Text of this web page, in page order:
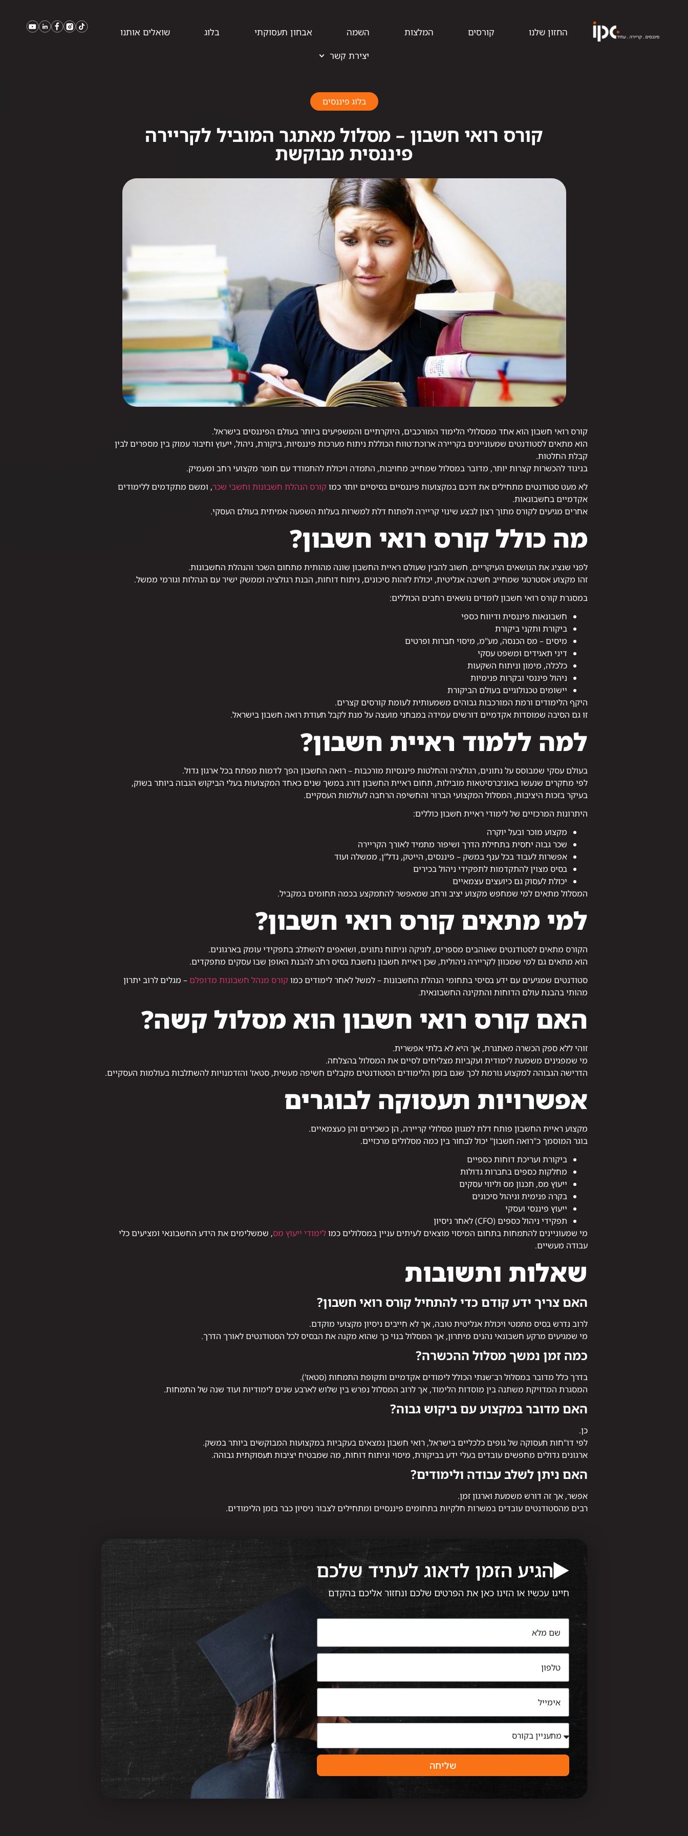
החזון שלנו קורסים המלצות השמה אבחון תעסוקתי בלוג
שואלים אותנו
יצירת קשר
בלוג פיננסים
קורס רואי חשבון – מסלול מאתגר המוביל לקריירה
פיננסית מבוקשת
קורס רואי חשבון הוא אחד ממסלולי הלימוד המורכבים, היוקרתיים והמשפיעים ביותר בעולם הפיננסים בישראל.
הוא מתאים לסטודנטים שמעוניינים בקריירה ארוכת־טווח הכוללת ניתוח מערכות פיננסיות, ביקורת, ניהול, ייעוץ וחיבור עמוק בין מספרים לבין
קבלת החלטות.
בניגוד להכשרות קצרות יותר, מדובר במסלול שמחייב מחויבות, התמדה ויכולת להתמודד עם חומר מקצועי רחב ומעמיק.
לא מעט סטודנטים מתחילים את דרכם במקצועות פיננסיים בסיסיים יותר כמוקורס הנהלת חשבונות וחשבי שכר, ומשם מתקדמים ללימודים
אקדמיים בחשבונאות.
אחרים מגיעים לקורס מתוך רצון לבצע שינוי קריירה ולפתוח דלת למשרות בעלות השפעה אמיתית בעולם העסקי.
מה כולל קורס רואי חשבון?
לפני שנציג את הנושאים העיקריים, חשוב להבין שעולם ראיית החשבון שונה מהותית מתחום השכר והנהלת החשבונות.
זהו מקצוע אסטרטגי שמחייב חשיבה אנליטית, יכולת לזהות סיכונים, ניתוח דוחות, הבנת רגולציה וממשק ישיר עם הנהלות וגורמי ממשל.
במסגרת קורס רואי חשבון לומדים נושאים רחבים הכוללים:
חשבונאות פיננסית ודיווח כספי
ביקורת ותקני ביקורת
מיסים – מס הכנסה, מע"מ, מיסוי חברות ופרטים
דיני תאגידים ומשפט עסקי
כלכלה, מימון וניתוח השקעות
ניהול פיננסי ובקרות פנימיות
יישומים טכנולוגיים בעולם הביקורת
היקף הלימודים ורמת המורכבות גבוהים משמעותית לעומת קורסים קצרים.
זו גם הסיבה שמוסדות אקדמיים דורשים עמידה במבחני מועצה על מנת לקבל תעודת רואה חשבון בישראל.
למה ללמוד ראיית חשבון?
בעולם עסקי שמבוסס על נתונים, רגולציה והחלטות פיננסיות מורכבות – רואה החשבון הפך לדמות מפתח בכל ארגון גדול.
לפי מחקרים שנעשו באוניברסיטאות מובילות, תחום ראיית החשבון דורג במשך שנים כאחד המקצועות בעלי הביקוש הגבוה ביותר בשוק,
בעיקר בזכות היציבות, המסלול המקצועי הברור והחשיפה הרחבה לעולמות העסקיים.
היתרונות המרכזיים של לימודי ראיית חשבון כוללים:
מקצוע מוכר ובעל יוקרה
שכר גבוה יחסית בתחילת הדרך ושיפור מתמיד לאורך הקריירה
אפשרות לעבוד בכל ענף במשק – פיננסים, הייטק, נדל"ן, ממשלה ועוד
בסיס מצוין להתקדמות לתפקידי ניהול בכירים
יכולת לעסוק גם כיועצים עצמאיים
המסלול מתאים למי שמחפש מקצוע יציב ורחב שמאפשר להתמקצע בכמה תחומים במקביל.
למי מתאים קורס רואי חשבון?
הקורס מתאים לסטודנטים שאוהבים מספרים, לוגיקה וניתוח נתונים, ושואפים להשתלב בתפקידי עומק בארגונים.
הוא מתאים גם למי שמכוון לקריירה ניהולית, שכן ראיית חשבון נחשבת בסיס רחב להבנת האופן שבו עסקים מתפקדים.
סטודנטים שמגיעים עם ידע בסיסי בתחומי הנהלת החשבונות – למשל לאחר לימודים כמוקורס מנהל חשבונות מדופלם – מגלים לרוב יתרון
מהותי בהבנת עולם הדוחות והתקינה החשבונאית.
האם קורס רואי חשבון הוא מסלול קשה?
זוהי ללא ספק הכשרה מאתגרת, אך היא לא בלתי אפשרית.
מי שמפגינים משמעת לימודית ועקביות מצליחים לסיים את המסלול בהצלחה.
הדרישה הגבוהה למקצוע גורמת לכך שגם בזמן הלימודים הסטודנטים מקבלים חשיפה מעשית, סטאז' והזדמנויות להשתלבות בעולמות העסקיים.
אפשרויות תעסוקה לבוגרים
מקצוע ראיית החשבון פותח דלת למגוון מסלולי קריירה, הן כשכירים והן כעצמאיים.
בוגר המוסמך כ"רואה חשבון" יכול לבחור בין כמה מסלולים מרכזיים.
ביקורת ועריכת דוחות כספיים
מחלקות כספים בחברות גדולות
ייעוץ מס, תכנון מס וליווי עסקים
בקרה פנימית וניהול סיכונים
ייעוץ פיננסי ועסקי
תפקידי ניהול כספים (CFO) לאחר ניסיון
מי שמעוניינים להתמחות בתחום המיסוי מוצאים לעיתים עניין במסלולים כמולימודי ייעוץ מס, שמשלימים את הידע החשבונאי ומציעים כלי
עבודה מעשיים.
שאלות ותשובות
האם צריך ידע קודם כדי להתחיל קורס רואי חשבון?
לרוב נדרש בסיס מתמטי ויכולת אנליטית טובה, אך לא חייבים ניסיון מקצועי מוקדם.
מי שמגיעים מרקע חשבונאי נהנים מיתרון, אך המסלול בנוי כך שהוא מקנה את הבסיס לכל הסטודנטים לאורך הדרך.
כמה זמן נמשך מסלול ההכשרה?
בדרך כלל מדובר במסלול רב־שנתי הכולל לימודים אקדמיים ותקופת התמחות (סטאז').
המסגרת המדויקת משתנה בין מוסדות הלימוד, אך לרוב המסלול נפרש בין שלוש לארבע שנים לימודיות ועוד שנה של התמחות.
האם מדובר במקצוע עם ביקוש גבוה?
כן.
לפי דו"חות תעסוקה של גופים כלכליים בישראל, רואי חשבון נמצאים בעקביות במקצועות המבוקשים ביותר במשק.
ארגונים גדולים מחפשים עובדים בעלי ידע בביקורת, מיסוי וניתוח דוחות, מה שמבטיח יציבות תעסוקתית גבוהה.
האם ניתן לשלב עבודה ולימודים?
אפשר, אך זה דורש משמעת וארגון זמן.
רבים מהסטודנטים עובדים במשרות חלקיות בתחומים פיננסיים ומתחילים לצבור ניסיון כבר בזמן הלימודים.
הגיע הזמן לדאוג לעתיד שלכם
חייגו עכשיו או הזינו כאן את הפרטים שלכם ונחזור אליכם בהקדם
שליחה